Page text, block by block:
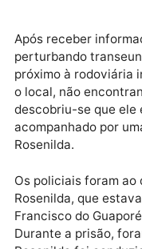
que estava
Após receber
perturbando
próximo à
o local, não
descobriu-se que
acompanhado por
Rosenilda.